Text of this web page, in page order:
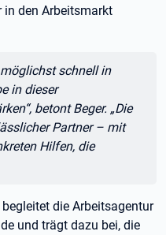
in den Arbeitsmarkt
schnell in
in dieser
betont Beger. „Die
Partner – mit
Hilfen, die
die Arbeitsagentur
und trägt dazu bei, die